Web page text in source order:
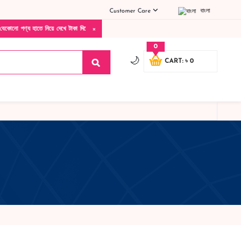
বাংলা
Customer Care
×
দেখে টাকা দিবেন ডেলিভারি ম্যান চলে যাওয়ার পরে কোনরকম পণ্য ভেঙে গেছে নষ্ট খারাপ ডেট
🌙 CART: ৳ 0
0